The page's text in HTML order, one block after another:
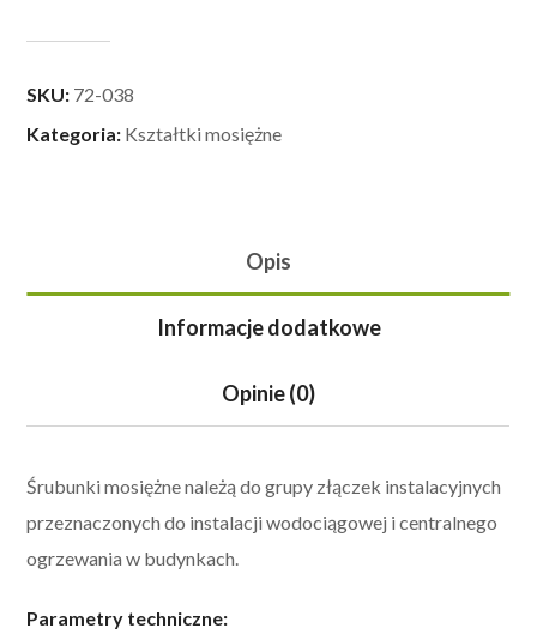
SKU: 72-038
Kategoria: Kształtki mosiężne
Opis
Informacje dodatkowe
Opinie (0)
Śrubunki mosiężne należą do grupy złączek instalacyjnych
przeznaczonych do instalacji wodociągowej i centralnego
ogrzewania w budynkach.
Parametry techniczne: